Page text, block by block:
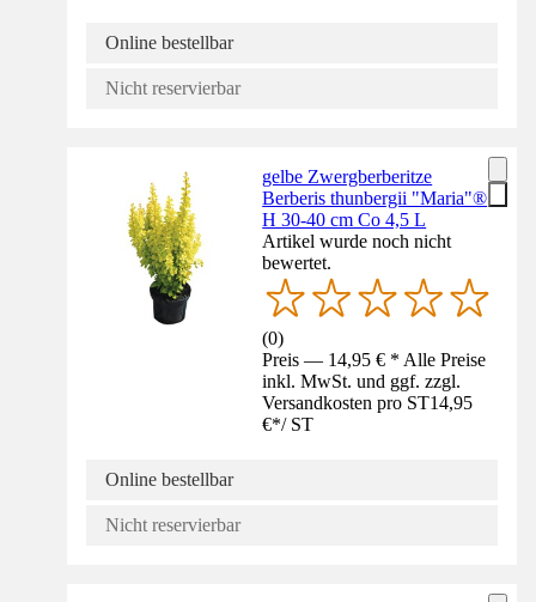
Online bestellbar
Nicht reservierbar
gelbe Zwergberberitze
Berberis thunbergii "Maria"®
H 30-40 cm Co 4,5 L
Artikel wurde noch nicht
bewertet.
(0)
Preis — 14,95 € * Alle Preise
inkl. MwSt. und ggf. zzgl.
Versandkosten pro ST14,95
€*/ ST
Online bestellbar
Nicht reservierbar